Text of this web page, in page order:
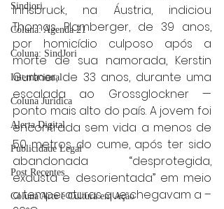
Sindjori
Coluna: Agenda 21
Coluna: SindJori
Internacional
Coluna Jurídica
Alerta Digital
Publicidade Legal
Post Recentes
Coluna Arte e Cultura em Ação
Innsbruck, na Áustria, indiciou
Thomas Plamberger, de 39 anos,
por homicídio culposo após a
morte de sua namorada, Kerstin
Gurtner, de 33 anos, durante uma
escalada ao Grossglockner —
ponto mais alto do país. A jovem foi
encontrada sem vida a menos de
50 metros do cume, após ter sido
abandonada “desprotegida,
exausta e desorientada” em meio
a temperaturas que chegavam a –